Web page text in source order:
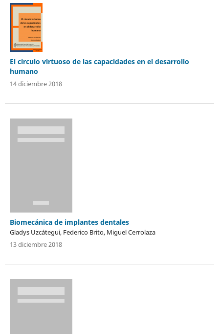
El círculo virtuoso de las capacidades en el desarrollo
humano
14 diciembre 2018
Biomecánica de implantes dentales
Gladys Uzcátegui, Federico Brito, Miguel Cerrolaza
13 diciembre 2018